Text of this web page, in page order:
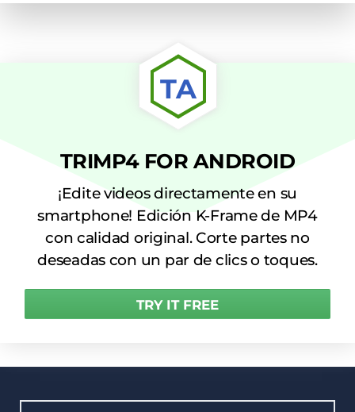
TA
TRIMP4 FOR ANDROID
¡Edite videos directamente en su
smartphone! Edición K-Frame de MP4
con calidad original. Corte partes no
deseadas con un par de clics o toques.
TRY IT FREE